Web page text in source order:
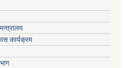
कार्यक्रम